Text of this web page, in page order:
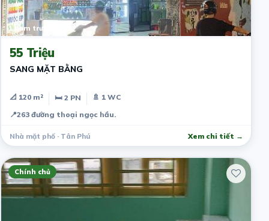
1 năm trước
55 Triệu
SANG MẶT BẰNG
📐 120 m² 🛏 2 PN
🚿 1 WC
📍263 đường thoại ngọc hầu.
Nhà mặt phố · Tân Phú Xem chi tiết →
Chính chủ